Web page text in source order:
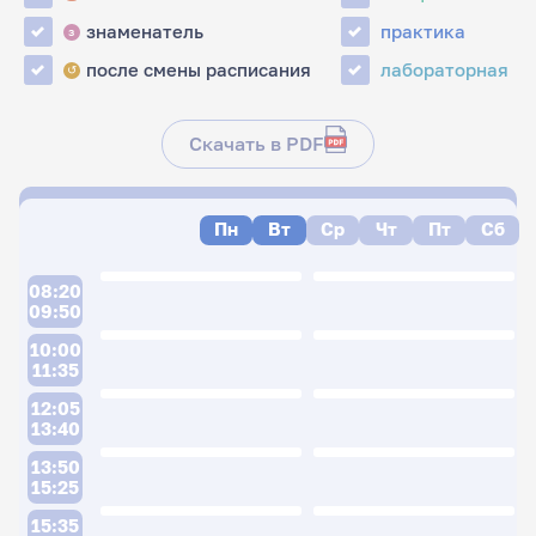
з знаменатель
↺ после смены расписания
практика
лабораторная
Скачать в PDF
Пн Вт Ср Чт Пт Сб
08:20
09:50
10:00
11:35
12:05
13:40
13:50
15:25
15:35